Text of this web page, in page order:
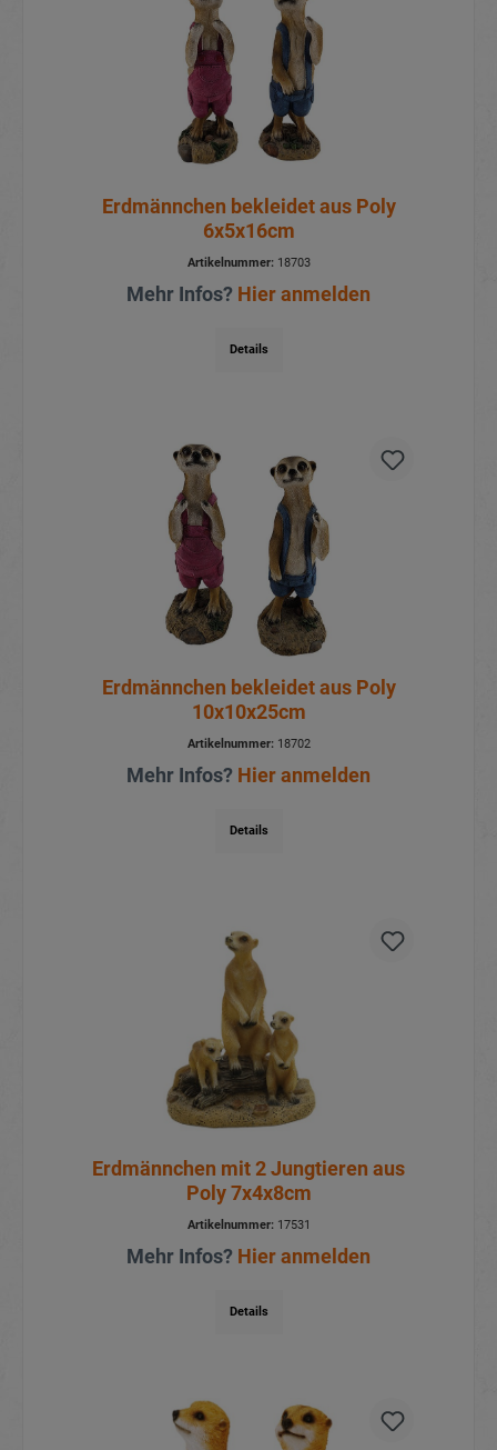
Erdmännchen bekleidet aus Poly
6x5x16cm
Artikelnummer:18703
Mehr Infos? Hier anmelden
Details
Erdmännchen bekleidet aus Poly
10x10x25cm
Artikelnummer:18702
Mehr Infos? Hier anmelden
Details
Erdmännchen mit 2 Jungtieren aus
Poly 7x4x8cm
Artikelnummer:17531
Mehr Infos? Hier anmelden
Details